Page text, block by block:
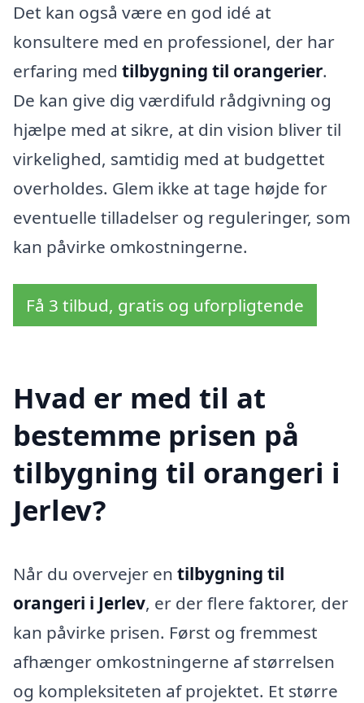
Det kan også være en god idé at
konsultere med en professionel, der har
erfaring med tilbygning til orangerier.
De kan give dig værdifuld rådgivning og
hjælpe med at sikre, at din vision bliver til
virkelighed, samtidig med at budgettet
overholdes. Glem ikke at tage højde for
eventuelle tilladelser og reguleringer, som
kan påvirke omkostningerne.
Få 3 tilbud, gratis og uforpligtende
Hvad er med til at
bestemme prisen på
tilbygning til orangeri i
Jerlev?
Når du overvejer en tilbygning til
orangeri i Jerlev, er der flere faktorer, der
kan påvirke prisen. Først og fremmest
afhænger omkostningerne af størrelsen
og kompleksiteten af projektet. Et større